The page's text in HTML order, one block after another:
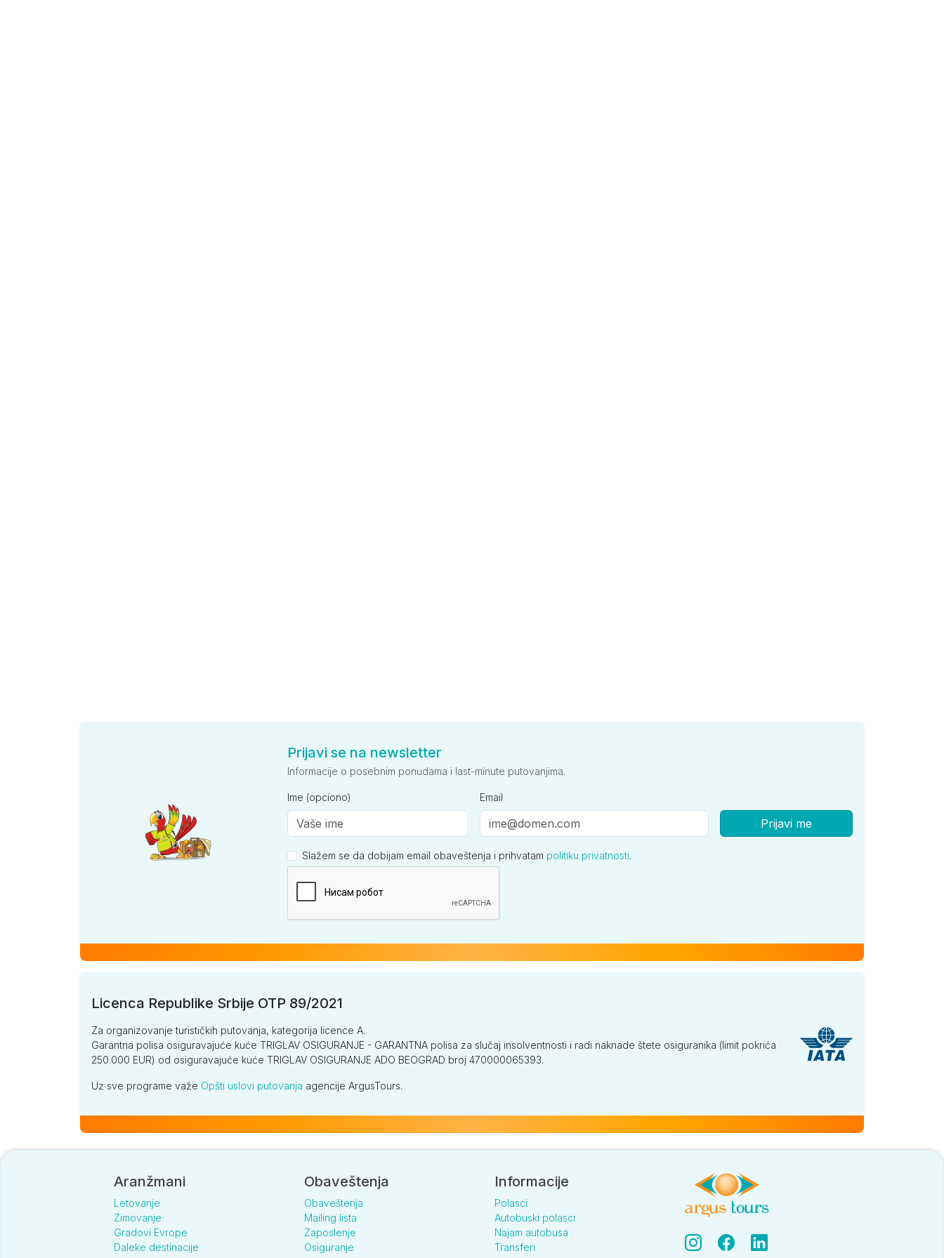
Prijavi se na newsletter
Informacije o posebnim ponudama i last-minute putovanjima.
Ime (opciono) Email
Prijavi me
Slažem se da dobijam email obaveštenja i prihvatam politiku privatnosti.
Licenca Republike Srbije OTP 89/2021
Za organizovanje turističkih putovanja, kategorija licence A.
Garantna polisa osiguravajuće kuće TRIGLAV OSIGURANJE - GARANTNA polisa za slučaj insolventnosti i radi naknade štete osiguranika (limit pokrića
250.000 EUR) od osiguravajuće kuće TRIGLAV OSIGURANJE ADO BEOGRAD broj 470000065393.
Uz sve programe važe Opšti uslovi putovanja agencije ArgusTours.
Aranžmani
Letovanje
Zimovanje
Gradovi Evrope
Daleke destinacije
Obaveštenja
Obaveštenja
Mailing lista
Zaposlenje
Osiguranje
Informacije
Polasci
Autobuski polasci
Najam autobusa
Transferi